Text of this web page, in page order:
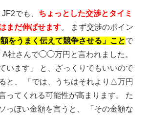
でも、 ちょっとした交渉とタイミ
まだ伸ばせます。 まず交渉のポイン
額をうまく伝えて競争させる」ことで
A社さんで◯◯万円と言われました。
います」 と、ざっくりでもいいので
と、 「では、うちはそれより△万円
ってくれる可能性が高まります。 た
っぽい金額を言うと、 「その金額な